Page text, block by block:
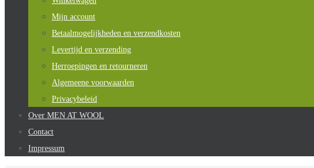
Mijn account
Betaalmogelijkheden en verzendkosten
Levertijd en verzending
Herroepingen en retourneren
Algemeene voorwaarden
Privacybeleid
Over MEN AT WOOL
Contact
Impressum